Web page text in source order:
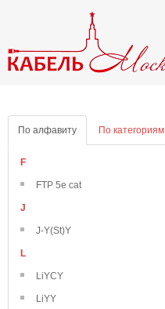
По алфавиту По категориям
F
FTP 5e cat
J
J-Y(St)Y
L
LiYCY
LiYY